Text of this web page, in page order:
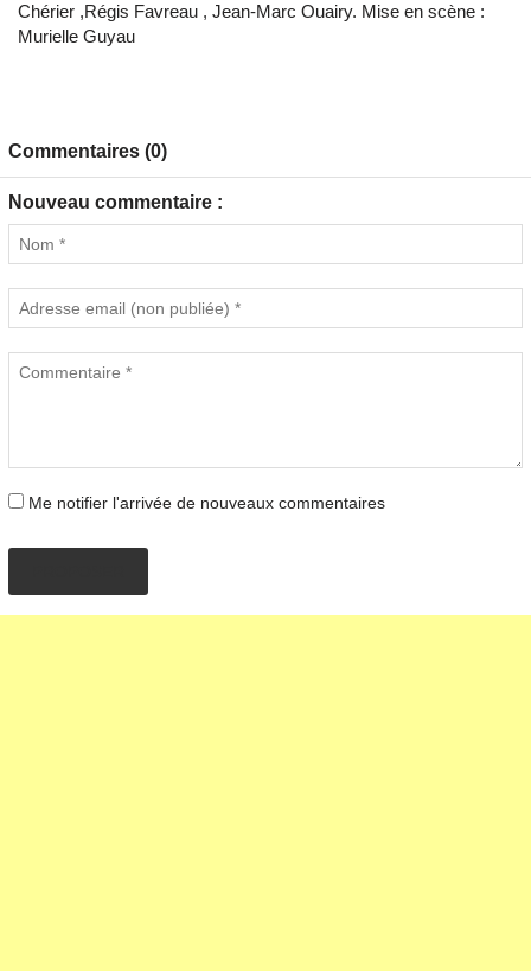
Chérier ,Régis Favreau , Jean-Marc Ouairy. Mise en scène :
Murielle Guyau
Commentaires (0)
Nouveau commentaire :
Me notifier l'arrivée de nouveaux commentaires